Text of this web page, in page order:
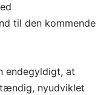
til den kommende
endegyldigt, at
nyudviklet